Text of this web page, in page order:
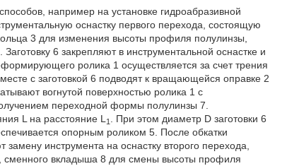
например на установке гидроабразивной
оснастку первого перехода, состоящую
3 для изменения высоты профиля полулинзы,
6 закрепляют в инструментальной оснастке и
ролика 1 осуществляется за счет трения
с заготовкой 6 подводят к вращающейся оправке 2
вогнутой поверхностью ролика 1 с
переходной формы полулинзы 7.
L на расстояние L 1
. При этом диаметр D заготовки 6
опорным роликом 5. После обкатки
инструмента на оснастку второго перехода,
вкладыша 8 для смены высоты профиля